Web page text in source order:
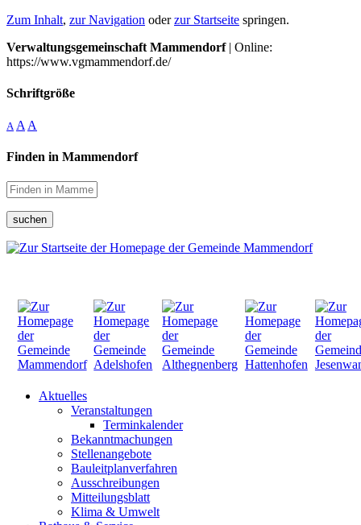
Zum Inhalt, zur Navigation oderzur Startseite springen.
Verwaltungsgemeinschaft Mammendorf| Online:
https://www.vgmammendorf.de/
Schriftgröße
A A A
Finden in Mammendorf
suchen
Aktuelles
Veranstaltungen
Terminkalender
Bekanntmachungen
Stellenangebote
Bauleitplanverfahren
Ausschreibungen
Mitteilungsblatt
Klima & Umwelt